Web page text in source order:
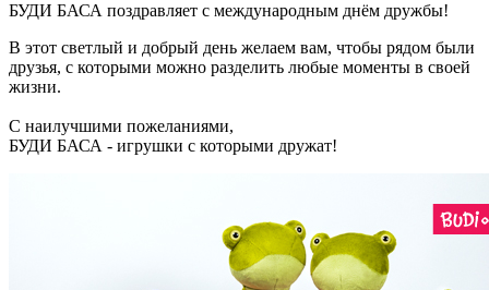
БУДИ БАСА поздравляет с международным днём дружбы!
В этот светлый и добрый день желаем вам, чтобы рядом были
друзья, с которыми можно разделить любые моменты в своей
жизни.
С наилучшими пожеланиями,
БУДИ БАСА - игрушки с которыми дружат!